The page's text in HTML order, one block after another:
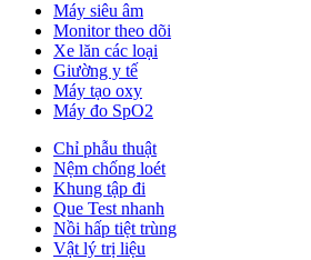
Máy siêu âm
Monitor theo dõi
Xe lăn các loại
Giường y tế
Máy tạo oxy
Máy đo SpO2
Chỉ phẫu thuật
Nệm chống loét
Khung tập đi
Que Test nhanh
Nồi hấp tiệt trùng
Vật lý trị liệu